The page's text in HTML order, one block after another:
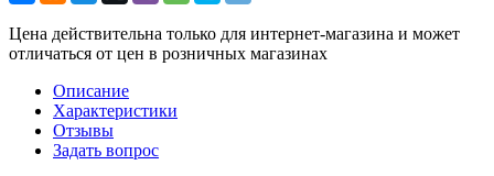
Цена действительна только для интернет-магазина и может
отличаться от цен в розничных магазинах
Описание
Характеристики
Отзывы
Задать вопрос